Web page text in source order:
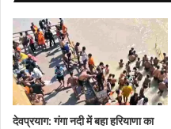
देवप्रयाग: गंगा नदी में बहा हरियाणा का